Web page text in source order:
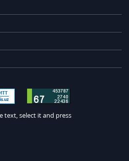
text, select it and press